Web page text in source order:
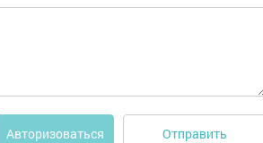
Авторизоваться Отправить